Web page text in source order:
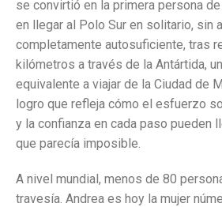
se convirtió en la primera persona
en llegar al Polo Sur en solitario, sin
completamente autosuficiente, tras
kilómetros a través de la Antártida,
equivalente a viajar de la Ciudad de
logro que refleja cómo el esfuerzo
y la confianza en cada paso pueden
que parecía imposible.
A nivel mundial, menos de 80
travesía. Andrea es hoy la mujer